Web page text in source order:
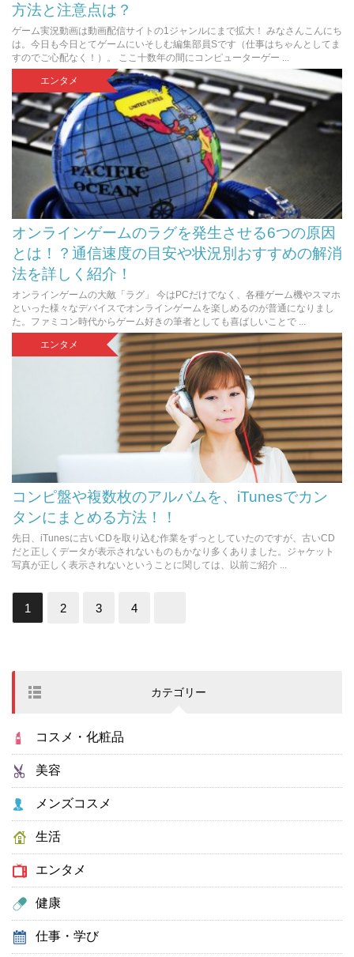
方法と注意点は？
ゲーム実況動画は動画配信サイトの1ジャンルにまで拡大！ みなさんこんにち
は。今日も今日とてゲームにいそしむ編集部員Sです（仕事はちゃんとしてま
すのでご心配なく！）。 ここ十数年の間にコンピューターゲー ...
エンタメ
オンラインゲームのラグを発生させる6つの原因
とは！？通信速度の目安や状況別おすすめの解消
法を詳しく紹介！
オンラインゲームの大敵「ラグ」 今はPCだけでなく、各種ゲーム機やスマホ
といった様々なデバイスでオンラインゲームを楽しめるのが普通になりまし
た。ファミコン時代からゲーム好きの筆者としても喜ばしいことで ...
エンタメ
コンピ盤や複数枚のアルバムを、iTunesでカン
タンにまとめる方法！！
先日、iTunesに古いCDを取り込む作業をずっとしていたのですが、古いCD
だと正しくデータが表示されないものもかなり多くありました。ジャケット
写真が正しく表示されないということに関しては、以前ご紹介 ...
1 2 3 4
カテゴリー
コスメ・化粧品
美容
メンズコスメ
生活
エンタメ
健康
仕事・学び